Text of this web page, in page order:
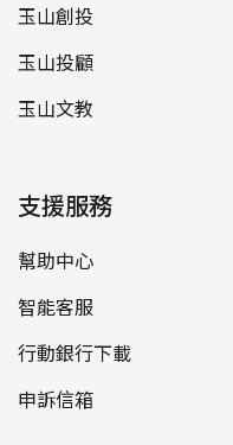
玉山創投
玉山投顧
玉山文教
支援服務
幫助中心
智能客服
行動銀行下載
申訴信箱